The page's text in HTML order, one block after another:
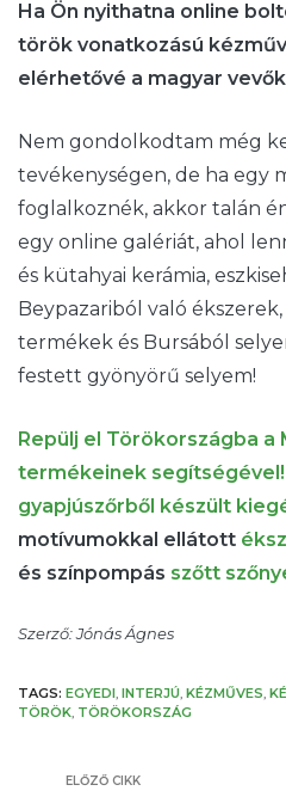
Ha Ön nyithatna online
török vonatkozású
elérhetővé a magyar
Nem gondolkodtam még
tevékenységen, de ha egy
foglalkoznék, akkor talán
egy online galériát, ahol
és kütahyai kerámia,
Beypazariból való
termékek és Bursából
festett gyönyörű selyem!
Repülj el Törökországba a
termékeinek segítségével!
gyapjúszőrből készült
motívumokkal ellátott
és színpompás szőtt
Szerző: Jónás Ágnes
TAGS: EGYEDI INTERJÚ KÉZMŰVES
TÖRÖK TÖRÖKORSZÁG
ELŐZŐ CIKK